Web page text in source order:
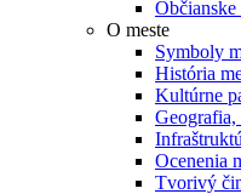
O meste
Symboly
História
Kultúrne
Ocenenia
Tvorivý